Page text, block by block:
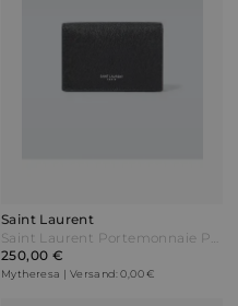
Saint Laurent
Saint Laurent Portemonnaie Paris aus Leder Schwarz
250,00 €
Mytheresa | Versand: 0,00 €